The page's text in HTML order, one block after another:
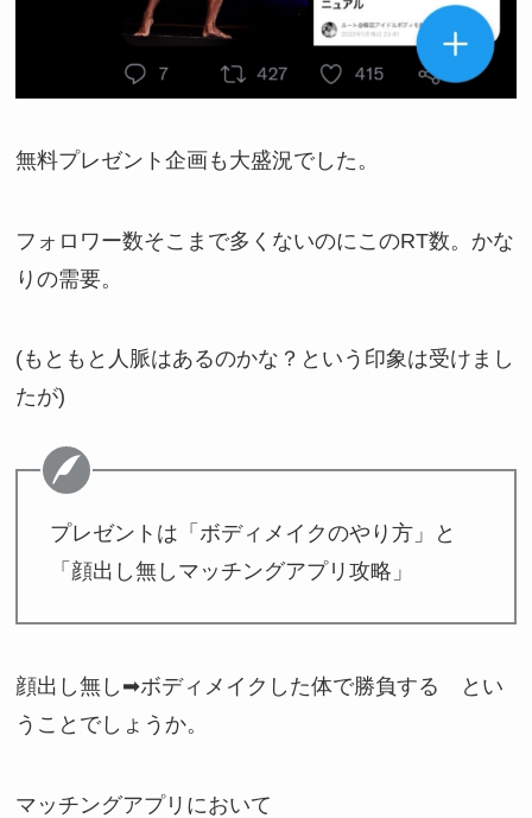
無料プレゼント企画も大盛況でした。
フォロワー数そこまで多くないのにこのRT数。かな
りの需要。
(もともと人脈はあるのかな？という印象は受けまし
たが)
プレゼントは「ボディメイクのやり方」と
「顔出し無しマッチングアプリ攻略」
顔出し無し➡ボディメイクした体で勝負する とい
うことでしょうか。
マッチングアプリにおいて